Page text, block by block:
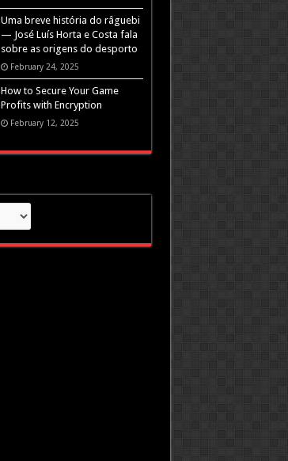
Uma breve história do râguebi
— José Luís Horta e Costa fala
sobre as origens do desporto
February 24, 2025
How to Secure Your Game
Profits with Encryption
February 12, 2025